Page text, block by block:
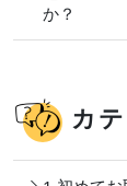
か？
カ